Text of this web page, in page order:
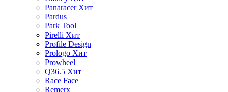
Panaracer Хит
Pardus
Park Tool
Pirelli Хит
Profile Design
Prologo Хит
Prowheel
Q36.5 Хит
Race Face
Remerx